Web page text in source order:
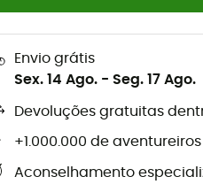
Envio grátis
Sex. 14 Ago. - Seg. 17 Ago.
Devoluções gratuitas
+1.000.000 de
Aconselhamento